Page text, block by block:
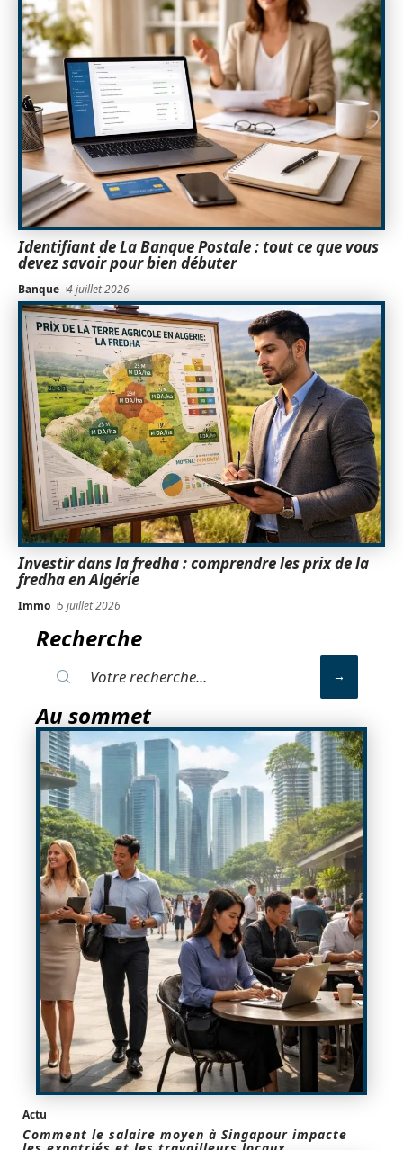
Identifiant de La Banque Postale : tout ce que vous
devez savoir pour bien débuter
Banque 4 juillet 2026
Investir dans la fredha : comprendre les prix de la
fredha en Algérie
Immo 5 juillet 2026
Recherche
Au sommet
Actu
Comment le salaire moyen à Singapour impacte